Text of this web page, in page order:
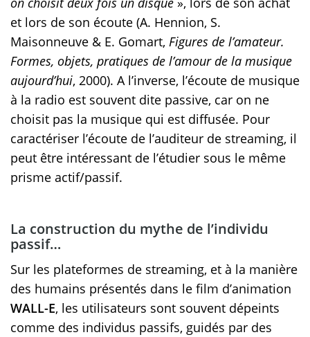
et lors de son écoute (A. Hennion, S.
Maisonneuve & E. Gomart, Figures de l’amateur.
Formes, objets, pratiques de l’amour de la musique
aujourd’hui, 2000). A l’inverse, l’écoute de musique
à la radio est souvent dite passive, car on ne
choisit pas la musique qui est diffusée. Pour
caractériser l’écoute de l’auditeur de streaming, il
peut être intéressant de l’étudier sous le même
prisme actif/passif.
La construction du mythe de l’individu
passif…
Sur les plateformes de streaming, et à la manière
des humains présentés dans le film d’animation
WALL-E, les utilisateurs sont souvent dépeints
comme des individus passifs, guidés par des